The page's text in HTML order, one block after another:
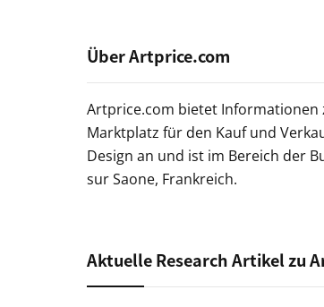
Über Artprice.com
Artprice.com bietet Informationen
Marktplatz für den Kauf und
Design an und ist im Bereich der
sur Saone, Frankreich.
Aktuelle Research Artikel zu